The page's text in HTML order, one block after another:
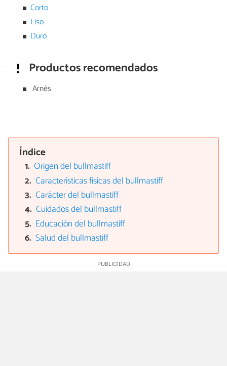
Corto
Liso
Duro
Productos recomendados
Arnés
Índice
Origen del bullmastiff
Características físicas del bullmastiff
Carácter del bullmastiff
Cuidados del bullmastiff
Educación del bullmastiff
Salud del bullmastiff